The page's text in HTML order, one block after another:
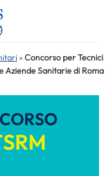
»Concorso per Tecnici
Aziende Sanitarie di Roma